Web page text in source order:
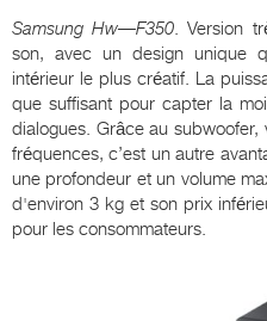
Samsung Hw—F350. Version
son, avec un design unique
intérieur le plus créatif. La
que suffisant pour capter la
dialogues. Grâce au
fréquences, c’est un autre
une profondeur et un volume
d'environ 3 kg et son prix
pour les consommateurs.